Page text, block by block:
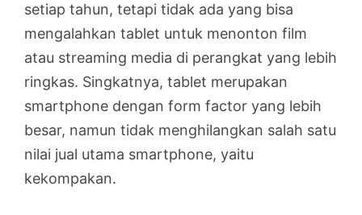
setiap tahun, tetapi tidak ada yang bisa
mengalahkan tablet untuk menonton film
atau streaming media di perangkat yang lebih
ringkas. Singkatnya, tablet merupakan
smartphone dengan form factor yang lebih
besar, namun tidak menghilangkan salah satu
nilai jual utama smartphone, yaitu
kekompakan.